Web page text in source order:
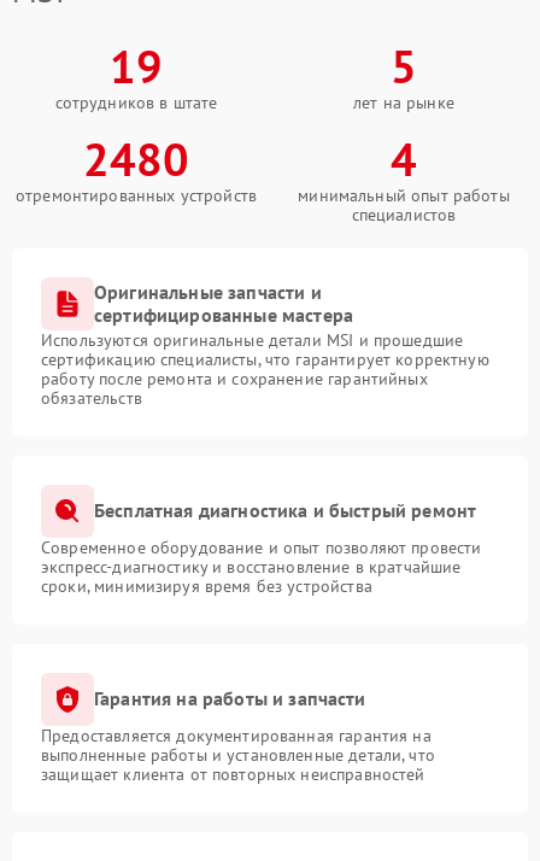
19
сотрудников в штате
5
лет на рынке
2480
отремонтированных устройств
4
минимальный опыт работы
специалистов
Оригинальные запчасти и
сертифицированные мастера
Используются оригинальные детали MSI и прошедшие
сертификацию специалисты, что гарантирует корректную
работу после ремонта и сохранение гарантийных
обязательств
Бесплатная диагностика и быстрый ремонт
Современное оборудование и опыт позволяют провести
экспресс-диагностику и восстановление в кратчайшие
сроки, минимизируя время без устройства
Гарантия на работы и запчасти
Предоставляется документированная гарантия на
выполненные работы и установленные детали, что
защищает клиента от повторных неисправностей